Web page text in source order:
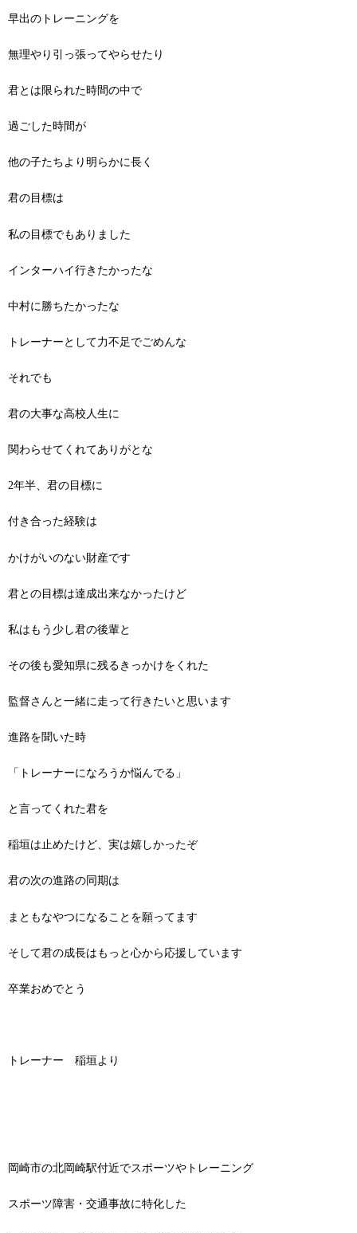
早出のトレーニングを
無理やり引っ張ってやらせたり
君とは限られた時間の中で
過ごした時間が
他の子たちより明らかに長く
君の目標は
私の目標でもありました
インターハイ行きたかったな
中村に勝ちたかったな
トレーナーとして力不足でごめんな
それでも
君の大事な高校人生に
関わらせてくれてありがとな
2年半、君の目標に
付き合った経験は
かけがいのない財産です
君との目標は達成出来なかったけど
私はもう少し君の後輩と
その後も愛知県に残るきっかけをくれた
監督さんと一緒に走って行きたいと思います
進路を聞いた時
「トレーナーになろうか悩んでる」
と言ってくれた君を
稲垣は止めたけど、実は嬉しかったぞ
君の次の進路の同期は
まともなやつになることを願ってます
そして君の成長はもっと心から応援しています
卒業おめでとう
トレーナー 稲垣より
岡崎市の北岡崎駅付近でスポーツやトレーニング
スポーツ障害・交通事故に特化した